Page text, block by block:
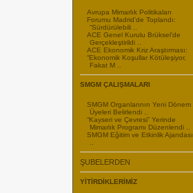
Avrupa Mimarlık Politikaları
Forumu Madrid’de Toplandı:
“Sürdürülebili ..
ACE Genel Kurulu Brüksel’de
Gerçekleştirildi ..
ACE Ekonomik Kriz Araştırması:
“Ekonomik Koşullar Kötüleşiyor,
Fakat M ..
SMGM ÇALIŞMALARI
SMGM Organlarının Yeni Dönem
Üyeleri Belirlendi ..
“Kayseri ve Çevresi” Yerinde
Mimarlık Programı Düzenlendi ..
SMGM Eğitim ve Etkinlik Ajandası
ŞUBELERDEN
YİTİRDİKLERİMİZ